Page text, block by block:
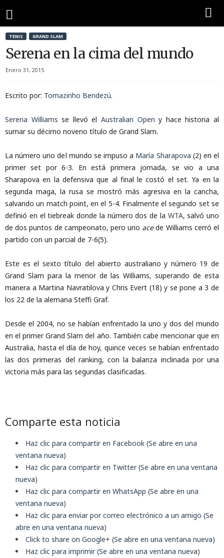
TENIS GRAND SLAM
Serena en la cima del mundo
Enero 31, 2015
Escrito por: Tomazinho Bendezú.
Serena Williams se llevó elAustralian Open y hace historia al
sumar su décimo noveno título de Grand Slam.
La número uno del mundo se impuso a María Sharapova (2) en el
primer set por 6-3. En está primera jornada, se vio a una
Sharapova en la defensiva que al final le costó el set. Ya en la
segunda maga, la rusa se mostró más agresiva en la cancha,
salvando un match point, en el 5-4. Finalmente el segundo set se
definió en el tiebreak donde la número dos de la WTA, salvó uno
de dos puntos de campeonato, pero uno acede Williams cerró el
partido con un parcial de 7-6(5).
Este es el sexto título del abierto australiano y número 19 de
Grand Slam para la menor de las Williams, superando de esta
manera a Martina Navratilova y Chris Evert (18) y se pone a 3 de
los 22 de la alemana Steffi Graf.
Desde el 2004, no se habían enfrentado la uno y dos del mundo
en el primer Grand Slam del año. También cabe mencionar que en
Australia, hasta el día de hoy, quince veces se habían enfrentado
las dos primeras del ranking, con la balanza inclinada por una
victoria más para las segundas clasificadas.
Comparte esta noticia
Haz clic para compartir en Facebook (Se abre en una
ventana nueva)
Haz clic para compartir en Twitter (Se abre en una ventana
nueva)
Haz clic para compartir en WhatsApp (Se abre en una
ventana nueva)
Haz clic para enviar por correo electrónico a un amigo (Se
abre en una ventana nueva)
Click to share on Google+ (Se abre en una ventana nueva)
Haz clic para imprimir (Se abre en una ventana nueva)